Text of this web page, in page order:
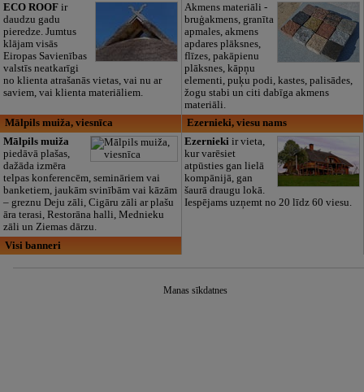
ECO ROOFir
daudzu gadu
pieredze. Jumtus
klājam visās
Eiropas Savienības
valstīs neatkarīgi
no klienta atrašanās vietas, vai nu ar
saviem, vai klienta materiāliem.
Akmens materiāli -
bruģakmens, granīta
apmales, akmens
apdares plāksnes,
flīzes, pakāpienu
plāksnes, kāpņu
elementi, puķu podi, kastes, palisādes,
žogu stabi un citi dabīga akmens
materiāli.
Mālpils muiža, viesnīca
Mālpils muiža
piedāvā plašas,
dažāda izmēra
telpas konferencēm, semināriem vai
banketiem, jaukām svinībām vai kāzām
– greznu Deju zāli, Cigāru zāli ar plašu
āra terasi, Restorāna halli, Mednieku
zāli un Ziemas dārzu.
Ezernieki, viesu nams
Ezernieki ir vieta,
kur varēsiet
atpūsties gan lielā
kompānijā, gan
šaurā draugu lokā.
Iespējams uzņemt no 20 līdz 60 viesu.
Visi banneri
Manas sīkdatnes